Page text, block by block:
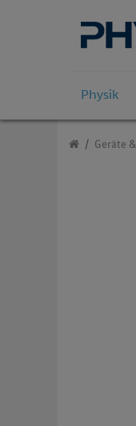
Physik
Geräte